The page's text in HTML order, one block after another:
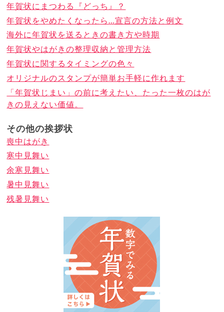
年賀状にまつわる『どっち』？
年賀状をやめたくなったら…宣言の方法と例文
海外に年賀状を送るときの書き方や時期
年賀状やはがきの整理収納と管理方法
年賀状に関するタイミングの色々
オリジナルのスタンプが簡単お手軽に作れます
「年賀状じまい」の前に考えたい、たった一枚のはが
きの見えない価値。
その他の挨拶状
喪中はがき
寒中見舞い
余寒見舞い
暑中見舞い
残暑見舞い